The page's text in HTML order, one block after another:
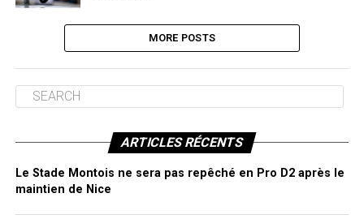
MORE POSTS
ARTICLES RÉCENTS
Le Stade Montois ne sera pas repêché en Pro D2 après le
maintien de Nice